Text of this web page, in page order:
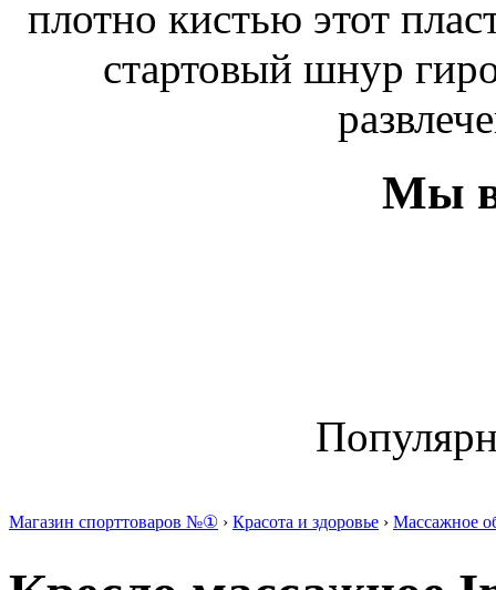
плотно кистью этот
стартовый шнур
Мы в
Магазин спорттоваров №① › Красота и здоровье › Массажное